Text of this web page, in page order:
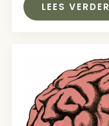
LEES VERDER